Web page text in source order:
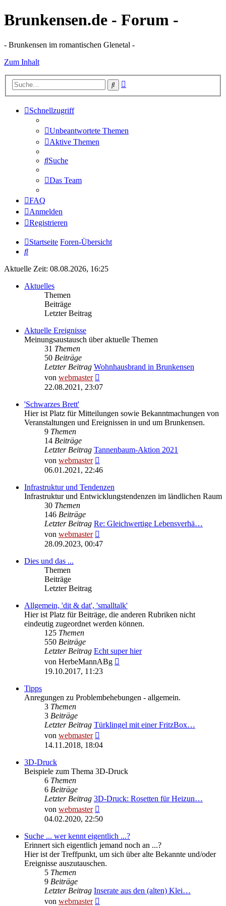
Brunkensen.de - Forum -
- Brunkensen im romantischen Glenetal -
Zum Inhalt
Suche
Schnellzugriff
Unbeantwortete Themen
Aktive Themen
Suche
Das Team
FAQ
Anmelden
Registrieren
Startseite Foren-Übersicht
Suche
Aktuelle Zeit: 08.08.2026, 16:25
Aktuelles
Themen
Beiträge
Letzter Beitrag
Aktuelle Ereignisse
Meinungsaustausch über aktuelle Themen
31 Themen
50 Beiträge
Letzter Beitrag Wohnhausbrand in Brunkensen
von webmaster
Beitrag
22.08.2021, 23:07
'Schwarzes Brett'
Hier ist Platz für Mitteilungen sowie Bekanntmachungen von
Veranstaltungen und Ereignissen in und um Brunkensen.
9 Themen
14 Beiträge
Letzter Beitrag Tannenbaum-Aktion 2021
von webmaster
Beitrag
06.01.2021, 22:46
Infrastruktur und Tendenzen
Infrastruktur und Entwicklungstendenzen im ländlichen Raum
30 Themen
146 Beiträge
Letzter Beitrag Re: Gleichwertige Lebensverhä…
von webmaster
Beitrag
28.09.2023, 00:47
Dies und das ...
Themen
Beiträge
Letzter Beitrag
Allgemein, 'dit & dat', 'smalltalk'
Hier ist Platz für Beiträge, die anderen Rubriken nicht
eindeutig zugeordnet werden können.
125 Themen
550 Beiträge
Letzter Beitrag Echt super hier
von HerbeMannABg
19.10.2017, 11:23
Tipps
Anregungen zu Problembehebungen - allgemein.
3 Themen
3 Beiträge
Letzter Beitrag Türklingel mit einer FritzBox…
von webmaster
Beitrag
14.11.2018, 18:04
3D-Druck
Beispiele zum Thema 3D-Druck
6 Themen
6 Beiträge
Letzter Beitrag 3D-Druck: Rosetten für Heizun…
von webmaster
Beitrag
04.02.2020, 22:50
Suche ... wer kennt eigentlich ...?
Erinnert sich eigentlich jemand noch an ...?
Hier ist der Treffpunkt, um sich über alte Bekannte und/oder
Ereignisse auszutauschen.
5 Themen
9 Beiträge
Letzter Beitrag Inserate aus den (alten) Klei…
von webmaster